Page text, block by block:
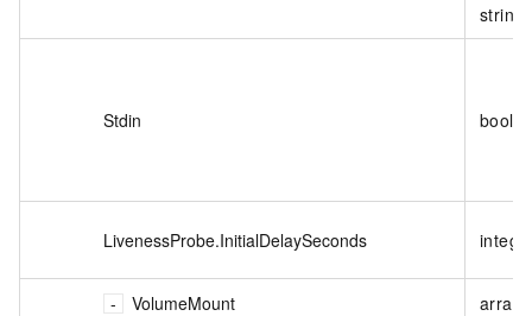
string
Stdin
LivenessProbe.InitialDelaySeconds
VolumeMount